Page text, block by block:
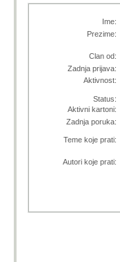
Ime:
Prezime:
Clan od:
Zadnja prijava:
Aktivnost:
Status:
Aktivni kartoni:
Zadnja poruka:
Teme koje prati:
Autori koje prati: